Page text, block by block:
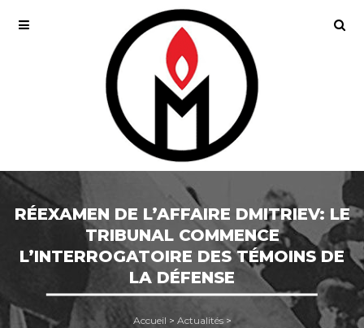
RÉEXAMEN DE L’AFFAIRE DMITRIEV: LE
TRIBUNAL COMMENCE
L’INTERROGATOIRE DES TÉMOINS DE
LA DÉFENSE
Accueil > Actualités>